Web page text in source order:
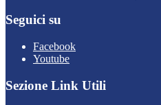
Seguici su
Facebook
Youtube
Sezione Link Utili